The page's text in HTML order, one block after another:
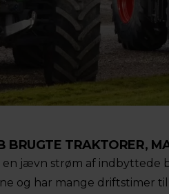
TRAKTORER,
jævn strøm af indbyttede
og har mange driftstimer